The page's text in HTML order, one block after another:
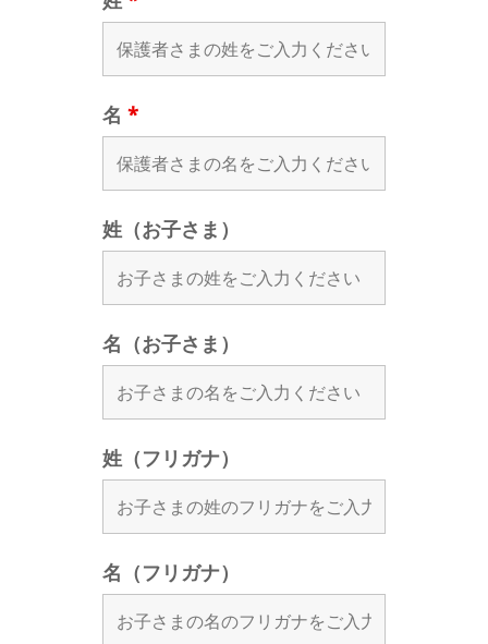
名 *
姓（お子さま）
名（お子さま）
姓（フリガナ）
名（フリガナ）